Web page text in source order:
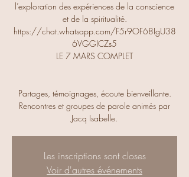
l’exploration des expériences de la conscience
et de la spiritualité.
https://chat.whatsapp.com/F5r9OF68IgU38
6VGGICZs5
LE 7 MARS COMPLET
Partages, témoignages, écoute bienveillante.
Rencontres et groupes de parole animés par
Jacq Isabelle.
Les inscriptions sont closes
Voir d'autres événements